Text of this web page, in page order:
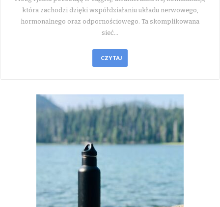
która zachodzi dzięki współdziałaniu układu nerwowego,
hormonalnego oraz odpornościowego. Ta skomplikowana
sieć…
CZYTAJ